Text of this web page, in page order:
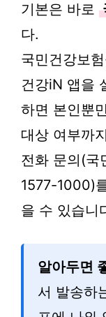
기본은 바로
다.
국민건강보
건강iN 앱을
하면 본인뿐
대상 여부까
전화 문의(국
1577-1000)
을 수 있습니
알아두면
서 발송하